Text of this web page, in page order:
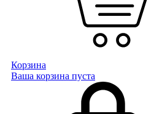
Корзина
Ваша корзина пуста